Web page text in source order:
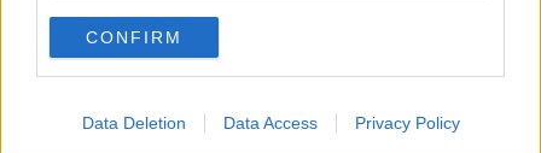
use your data for below specified purposes in below Google
consent section.
CONFIRM
Data Deletion Data Access Privacy Policy